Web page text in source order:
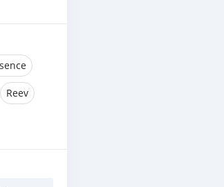
Reev